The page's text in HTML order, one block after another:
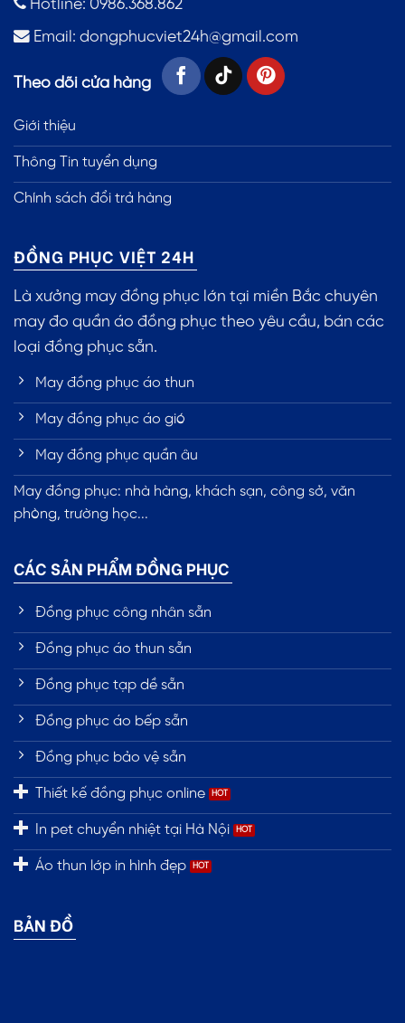
Hotline: 0986.368.862
Email: dongphucviet24h@gmail.com
Theo dõi cửa hàng
Giới thiệu
Thông Tin tuyển dụng
Chính sách đổi trả hàng
ĐỒNG PHỤC VIỆT 24H
Là xưởng may đồng phục lớn tại miền Bắc chuyên
may đo quần áo đồng phục theo yêu cầu, bán các
loại đồng phục sẵn.
May đồng phục áo thun
May đồng phục áo gió
May đồng phục quần âu
May đồng phục: nhà hàng, khách sạn, công sở, văn
phòng, trường học...
CÁC SẢN PHẨM ĐỒNG PHỤC
Đồng phục công nhân sẵn
Đồng phục áo thun sẵn
Đồng phục tạp dề sẵn
Đồng phục áo bếp sẵn
Đồng phục bảo vệ sẵn
Thiết kế đồng phục online
In pet chuyển nhiệt tại Hà Nội
Áo thun lớp in hình đẹp
BẢN ĐỒ